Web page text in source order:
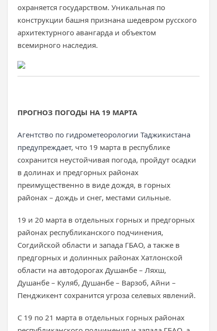
охраняется государством. Уникальная по
конструкции башня признана шедевром русского
архитектурного авангарда и объектом
всемирного наследия.
ПРОГНОЗ ПОГОДЫ НА 19 МАРТА
Агентство по гидрометеорологии Таджикистана
предупреждает, что 19 марта в республике
сохранится неустойчивая погода, пройдут осадки
в долинах и предгорных районах
преимущественно в виде дождя, в горных
районах – дождь и снег, местами сильные.
19 и 20 марта в отдельных горных и предгорных
районах республиканского подчинения,
Согдийской области и запада ГБАО, а также в
предгорных и долинных районах Хатлонской
области на автодорогах Душанбе – Ляхш,
Душанбе – Куляб, Душанбе – Варзоб, Айни –
Пенджикент сохранится угроза селевых явлений.
С 19 по 21 марта в отдельных горных районах